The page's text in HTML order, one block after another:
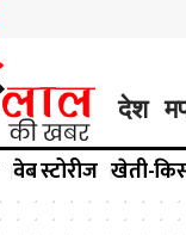
देश
वेब स्टोरीज खेती-